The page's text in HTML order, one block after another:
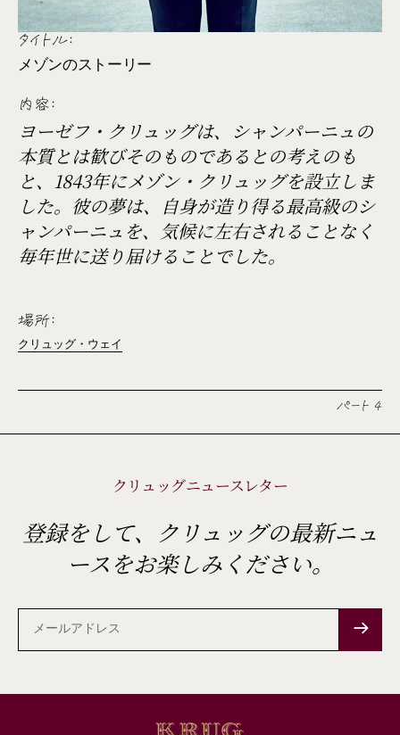
タイトル:
メゾンのストーリー
内容:
ヨーゼフ・クリュッグは、シャンパーニュの
本質とは歓びそのものであるとの考えのも
と、1843年にメゾン・クリュッグを設立しま
した。彼の夢は、自身が造り得る最高級のシ
ャンパーニュを、気候に左右されることなく
毎年世に送り届けることでした。
場所:
クリュッグ・ウェイ
パート 4
クリュッグニュースレター
登録をして、クリュッグの最新ニュ
ースをお楽しみください。
メ
ー
ル
ア
ド